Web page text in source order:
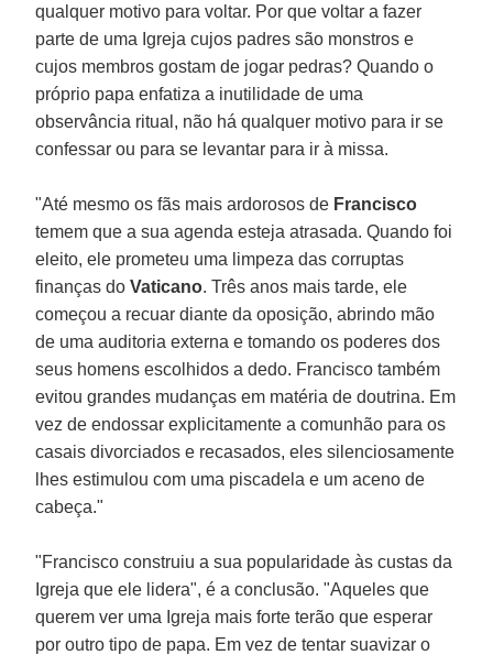
qualquer motivo para voltar. Por que voltar a fazer
parte de uma Igreja cujos padres são monstros e
cujos membros gostam de jogar pedras? Quando o
próprio papa enfatiza a inutilidade de uma
observância ritual, não há qualquer motivo para ir se
confessar ou para se levantar para ir à missa.
"Até mesmo os fãs mais ardorosos de Francisco
temem que a sua agenda esteja atrasada. Quando foi
eleito, ele prometeu uma limpeza das corruptas
finanças doVaticano. Três anos mais tarde, ele
começou a recuar diante da oposição, abrindo mão
de uma auditoria externa e tomando os poderes dos
seus homens escolhidos a dedo. Francisco também
evitou grandes mudanças em matéria de doutrina. Em
vez de endossar explicitamente a comunhão para os
casais divorciados e recasados, eles silenciosamente
lhes estimulou com uma piscadela e um aceno de
cabeça."
"Francisco construiu a sua popularidade às custas da
Igreja que ele lidera", é a conclusão. "Aqueles que
querem ver uma Igreja mais forte terão que esperar
por outro tipo de papa. Em vez de tentar suavizar o